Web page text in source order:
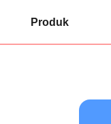
Produk